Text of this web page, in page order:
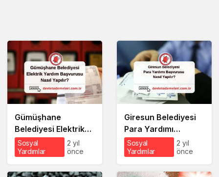
Gümüşhane
Belediyesi Elektrik
Yardım Başvurusu
Nasıl Yapılır?
Sosyal
Yardımlar
2 yıl
önce
Giresun Belediyesi
Para Yardımı
Başvurusu Nasıl
Yapılır?
Sosyal
Yardımlar
2 yıl
önce